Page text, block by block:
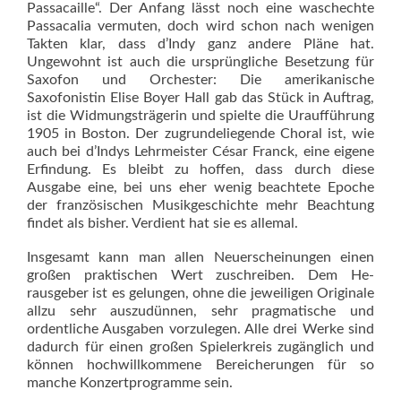
Passacaille“. Der Anfang lässt noch eine waschechte
Passacalia vermuten, doch wird schon nach wenigen
Takten klar, dass d’Indy ganz andere Pläne hat.
Ungewohnt ist auch die ursprüngliche Besetzung für
Saxofon und Orchester: Die amerikanische
Saxofonistin Elise Boyer Hall gab das Stück in Auftrag,
ist die Widmungsträgerin und spielte die Uraufführung
1905 in Boston. Der zugrundeliegende Choral ist, wie
auch bei d’Indys Lehrmeister César Franck, eine eigene
Erfindung. Es bleibt zu hoffen, dass durch diese
Ausgabe eine, bei uns eher wenig beachtete Epoche
der französischen Musikgeschichte mehr Beachtung
findet als bisher. Verdient hat sie es allemal.
Insgesamt kann man allen Neuerscheinungen einen
großen praktischen Wert zuschreiben. Dem He­
rausgeber ist es gelungen, ohne die jeweiligen Originale
allzu sehr auszudünnen, sehr pragmatische und
ordentliche Ausgaben vorzulegen. Alle drei Werke sind
dadurch für einen großen Spielerkreis zugänglich und
können hochwillkommene Bereicherungen für so
manche Konzertprogramme sein.